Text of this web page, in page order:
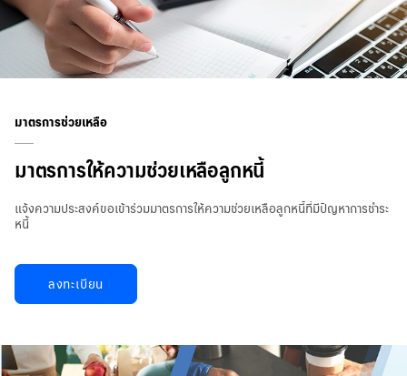
มาตรการช่วยเหลือ
มาตรการให้ความช่วยเหลือลูกหนี้
แจ้งความประสงค์ขอเข้าร่วมมาตรการให้ความช่วยเหลือลูกหนี้ที่มีปัญหาการชำระ
หนี้
ลงทะเบียน